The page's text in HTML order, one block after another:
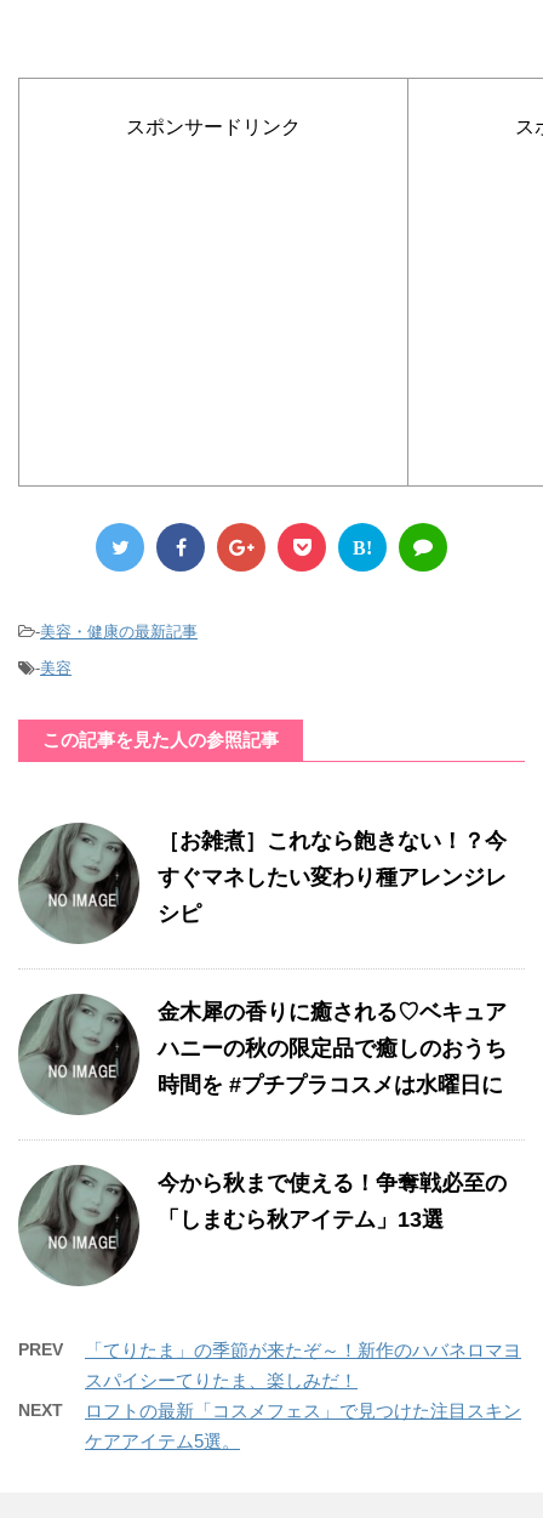
スポンサードリンク ス
B!
-美容・健康の最新記事
-美容
この記事を見た人の参照記事
［お雑煮］これなら飽きない！？今
すぐマネしたい変わり種アレンジレ
シピ
金木犀の香りに癒される♡ベキュア
ハニーの秋の限定品で癒しのおうち
時間を #プチプラコスメは水曜日に
今から秋まで使える！争奪戦必至の
「しまむら秋アイテム」13選
PREV
「てりたま」の季節が来たぞ～！新作のハバネロマヨ
スパイシーてりたま、楽しみだ！
NEXT
ロフトの最新「コスメフェス」で見つけた注目スキン
ケアアイテム5選。